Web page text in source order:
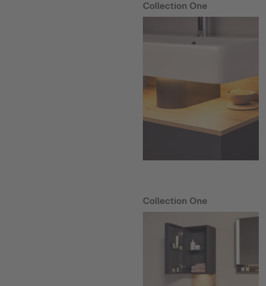
Collection One
Collection One